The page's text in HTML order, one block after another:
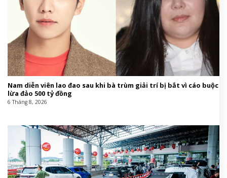
Nam diễn viên lao đao sau khi bà trùm giải trí bị bắt vì cáo buộc
lừa đảo 500 tỷ đồng
6 Tháng 8, 2026